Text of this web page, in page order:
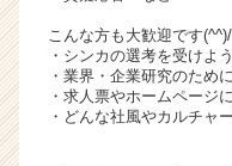
こんな方も大歓迎です(^^)/
・シンカの選考を受けよ
・業界・企業研究のため
・求人票やホームページ
・どんな社風やカルチャ